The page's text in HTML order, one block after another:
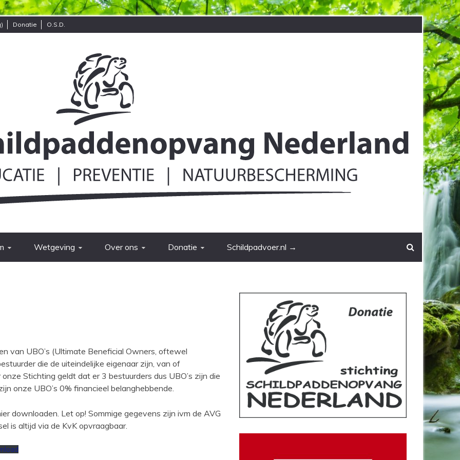
Donatie O.S.D.
Wetgeving Over ons Donatie Schildpadvoer.nl →
van UBO’s (Ultimate Beneficial Owners, oftewel
die de uiteindelijke eigenaar zijn, van of
Stichting geldt dat er 3 bestuurders dus UBO’s zijn die
onze UBO’s 0% financieel belanghebbende.
downloaden. Let op! Sommige gegevens zijn ivm de AVG
is altijd via de KvK opvraagbaar.